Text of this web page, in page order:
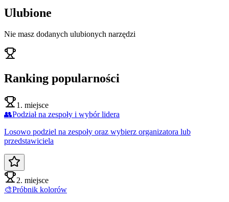
Ulubione
Nie masz dodanych ulubionych narzędzi
Ranking popularności
1. miejsce
👥Podział na zespoły i wybór lidera
Losowo podziel na zespoły oraz wybierz organizatora lub
przedstawiciela
2. miejsce
🎨Próbnik kolorów